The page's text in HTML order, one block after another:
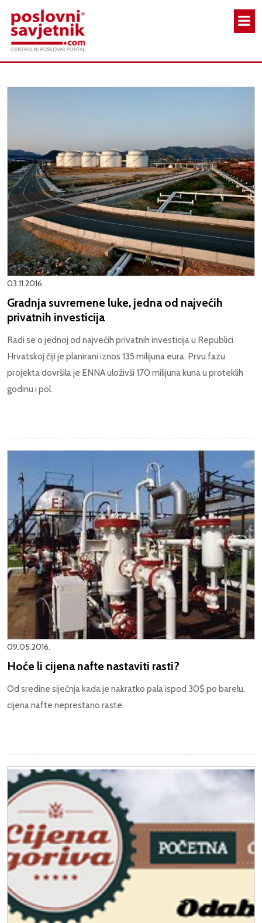
03.11.2016.
Gradnja suvremene luke, jedna od najvećih
privatnih investicija
Radi se o jednoj od najvećih privatnih investicija u Republici
Hrvatskoj čiji je planirani iznos 135 milijuna eura. Prvu fazu
projekta dovršila je ENNA uloživši 170 milijuna kuna u proteklih
godinu i pol.
09.05.2016.
Hoće li cijena nafte nastaviti rasti?
Od sredine siječnja kada je nakratko pala ispod 30$ po barelu,
cijena nafte neprestano raste.